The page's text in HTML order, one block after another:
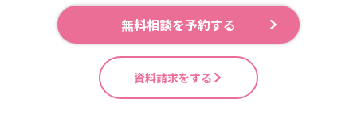
無料相談を予約する
資料請求をする